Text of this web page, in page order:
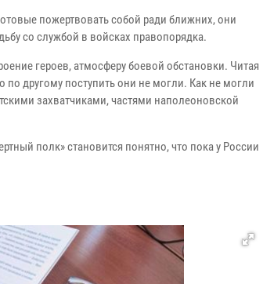
пожертвовать собой ради ближних, они
со службой в войсках правопорядка.
героев, атмосферу боевой обстановки. Читая
по другому поступить они не могли. Как не могли
захватчиками, частями наполеоновской
полк» становится понятно, что пока у России